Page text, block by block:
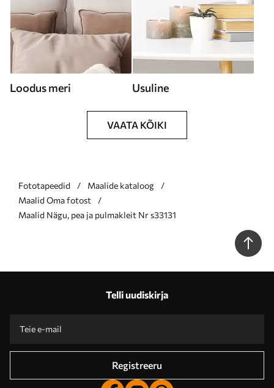
Loodus meri Usuline
VAATA KÕIKI
Fototapeedid
Maalide kataloog
Maalid Oma fotost
Maalid Nägu, pea ja pulmakleit Nr s33131
Telli uudiskirja
Registreeru